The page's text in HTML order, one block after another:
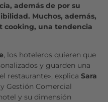
además de por su
Muchos, además,
cooking, una tendencia
, los hoteleros quieren que
y guarden una
restaurante», explica Sara
Gestión Comercial
y su dimensión